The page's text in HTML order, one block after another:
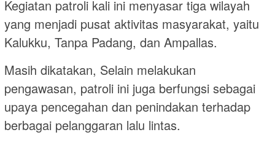
Kegiatan patroli kali ini menyasar tiga wilayah
yang menjadi pusat aktivitas masyarakat, yaitu
Kalukku, Tanpa Padang, dan Ampallas.
Masih dikatakan, Selain melakukan
pengawasan, patroli ini juga berfungsi sebagai
upaya pencegahan dan penindakan terhadap
berbagai pelanggaran lalu lintas.